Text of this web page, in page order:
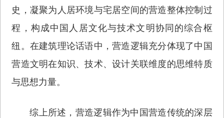
史，凝聚为人居环境与宅居空间的营造整体控制过
程，构成中国人居文化与技术文明协同的综合枢
纽。在建筑理论话语中，营造逻辑充分体现了中国
营造文明在知识、技术、设计关联维度的思维特质
与思想力量。
综上所述，营造逻辑作为中国营造传统的深层